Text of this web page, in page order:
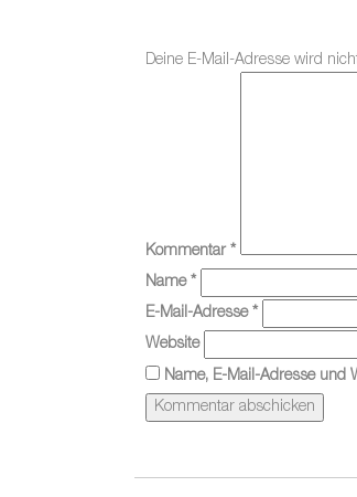
Deine E-Mail-Adresse wird
Kommentar *
Name *
E-Mail-Adresse *
Website
Name, E-Mail-Adresse und